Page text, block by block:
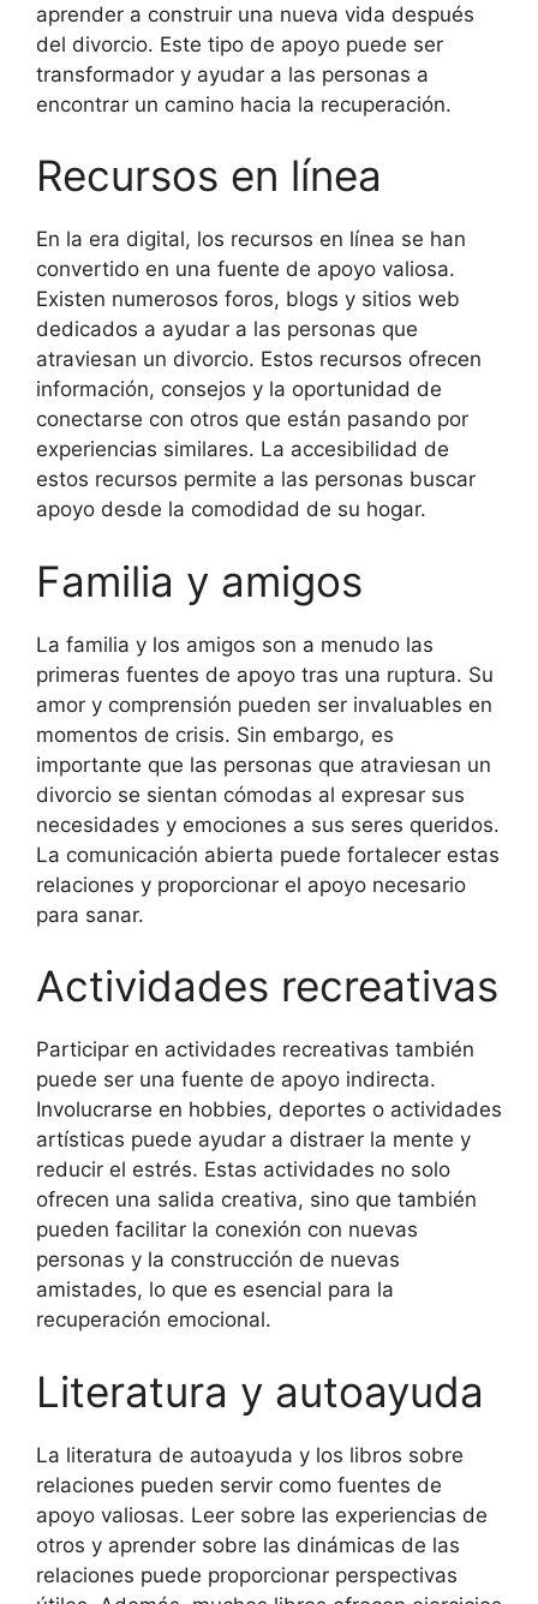
aprender a construir una nueva vida después
del divorcio. Este tipo de apoyo puede ser
transformador y ayudar a las personas a
encontrar un camino hacia la recuperación.
Recursos en línea
En la era digital, los recursos en línea se han
convertido en una fuente de apoyo valiosa.
Existen numerosos foros, blogs y sitios web
dedicados a ayudar a las personas que
atraviesan un divorcio. Estos recursos ofrecen
información, consejos y la oportunidad de
conectarse con otros que están pasando por
experiencias similares. La accesibilidad de
estos recursos permite a las personas buscar
apoyo desde la comodidad de su hogar.
Familia y amigos
La familia y los amigos son a menudo las
primeras fuentes de apoyo tras una ruptura. Su
amor y comprensión pueden ser invaluables en
momentos de crisis. Sin embargo, es
importante que las personas que atraviesan un
divorcio se sientan cómodas al expresar sus
necesidades y emociones a sus seres queridos.
La comunicación abierta puede fortalecer estas
relaciones y proporcionar el apoyo necesario
para sanar.
Actividades recreativas
Participar en actividades recreativas también
puede ser una fuente de apoyo indirecta.
Involucrarse en hobbies, deportes o actividades
artísticas puede ayudar a distraer la mente y
reducir el estrés. Estas actividades no solo
ofrecen una salida creativa, sino que también
pueden facilitar la conexión con nuevas
personas y la construcción de nuevas
amistades, lo que es esencial para la
recuperación emocional.
Literatura y autoayuda
La literatura de autoayuda y los libros sobre
relaciones pueden servir como fuentes de
apoyo valiosas. Leer sobre las experiencias de
otros y aprender sobre las dinámicas de las
relaciones puede proporcionar perspectivas